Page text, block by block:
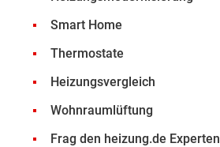
Smart Home
Thermostate
Heizungsvergleich
Wohnraumlüftung
Frag den heizung.de Experten